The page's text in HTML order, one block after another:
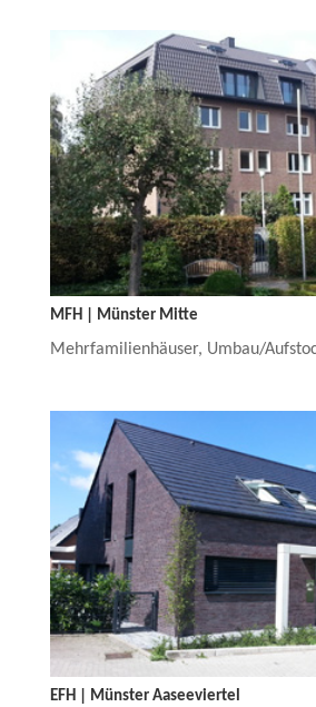
MFH | Münster Mitte
Mehrfamilienhäuser, Umbau/
EFH | Münster Aaseeviertel